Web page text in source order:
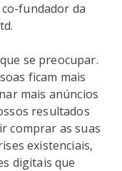
fundador da
se preocupar.
ficam mais
mais anúncios
resultados
comprar as suas
existenciais,
digitais que